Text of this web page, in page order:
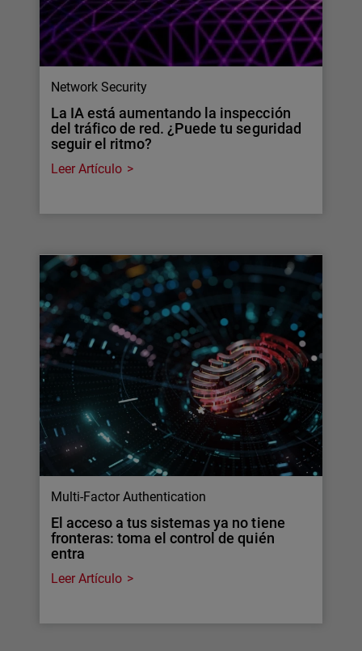
Network Security
La IA está aumentando la inspección
del tráfico de red. ¿Puede tu seguridad
seguir el ritmo?
Leer Artículo
Multi-Factor Authentication
El acceso a tus sistemas ya no tiene
fronteras: toma el control de quién
entra
Leer Artículo